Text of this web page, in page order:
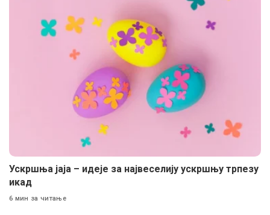
Ускршња јаја – идеје за највеселију ускршњу трпезу
икад
6 мин за читање